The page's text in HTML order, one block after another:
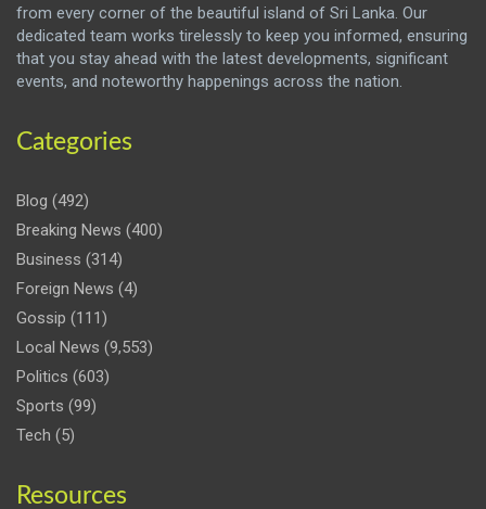
from every corner of the beautiful island of Sri Lanka. Our
dedicated team works tirelessly to keep you informed, ensuring
that you stay ahead with the latest developments, significant
events, and noteworthy happenings across the nation.
Categories
Blog (492)
Breaking News (400)
Business (314)
Foreign News (4)
Gossip (111)
Local News (9,553)
Politics (603)
Sports (99)
Tech (5)
Resources